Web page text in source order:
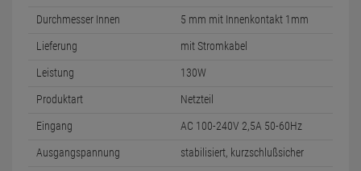
Durchmesser Innen 5 mm mit Innenkontakt 1mm
Lieferung mit Stromkabel
Leistung 130W
Produktart Netzteil
Eingang AC 100-240V 2,5A 50-60Hz
Ausgangspannung stabilisiert, kurzschlußsicher